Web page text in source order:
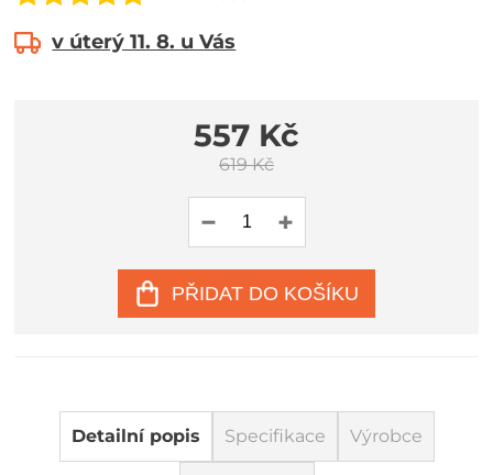
v úterý 11. 8. u Vás
557 Kč
619 Kč
PŘIDAT DO KOŠÍKU
Detailní popis Specifikace Výrobce